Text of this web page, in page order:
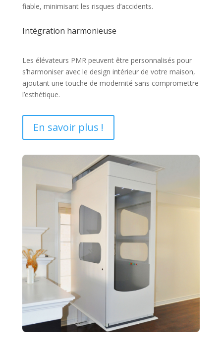
fiable, minimisant les risques d’accidents.
Intégration harmonieuse
Les élévateurs PMR peuvent être personnalisés pour
s’harmoniser avec le design intérieur de votre maison,
ajoutant une touche de modernité sans compromettre
l’esthétique.
En savoir plus !